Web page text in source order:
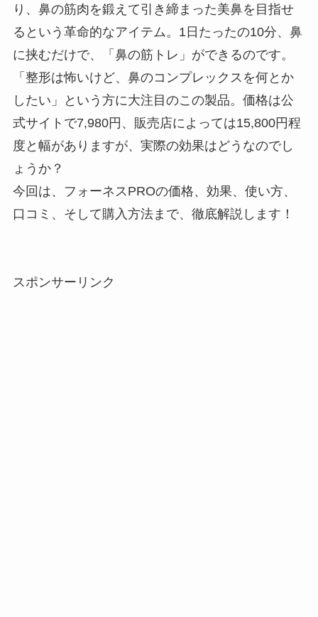
り、鼻の筋肉を鍛えて引き締まった美鼻を目指せ
るという革命的なアイテム。1日たったの10分、鼻
に挟むだけで、「鼻の筋トレ」ができるのです。
「整形は怖いけど、鼻のコンプレックスを何とか
したい」という方に大注目のこの製品。価格は公
式サイトで7,980円、販売店によっては15,800円程
度と幅がありますが、実際の効果はどうなのでし
ょうか？
今回は、フォーネスPROの価格、効果、使い方、
口コミ、そして購入方法まで、徹底解説します！
スポンサーリンク